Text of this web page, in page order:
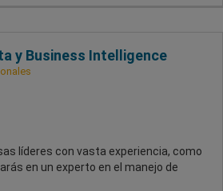
y Business Intelligence
líderes con vasta experiencia, como
en un experto en el manejo de